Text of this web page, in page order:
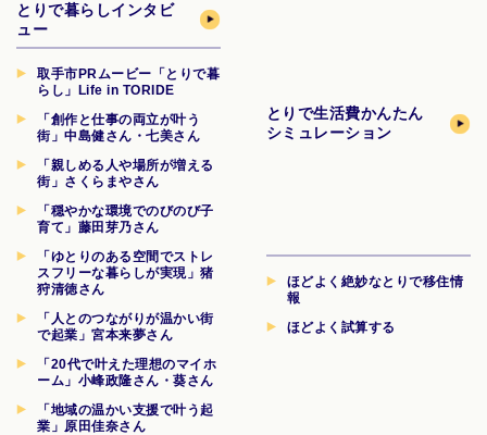
とりで暮らしインタビ
ュー
取手市PRムービー「とりで暮
らし」Life in TORIDE
「創作と仕事の両立が叶う
街」中島健さん・七美さん
「親しめる人や場所が増える
街」さくらまやさん
「穏やかな環境でのびのび子
育て」藤田芽乃さん
「ゆとりのある空間でストレ
スフリーな暮らしが実現」猪
狩清徳さん
「人とのつながりが温かい街
で起業」宮本来夢さん
「20代で叶えた理想のマイホ
ーム」小峰政隆さん・葵さん
「地域の温かい支援で叶う起
業」原田佳奈さん
とりで生活費かんたん
シミュレーション
ほどよく絶妙なとりで移住情
報
ほどよく試算する